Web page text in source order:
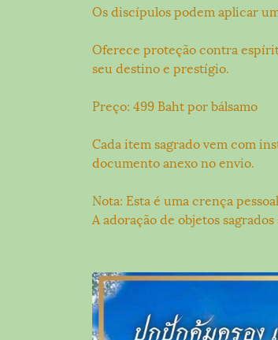
Os discípulos podem aplicar
Oferece proteção contra
seu destino e prestígio.
Preço: 499 Baht por bálsamo
Cada item sagrado vem com
documento anexo no envio.
Nota: Esta é uma crença
A adoração de objetos